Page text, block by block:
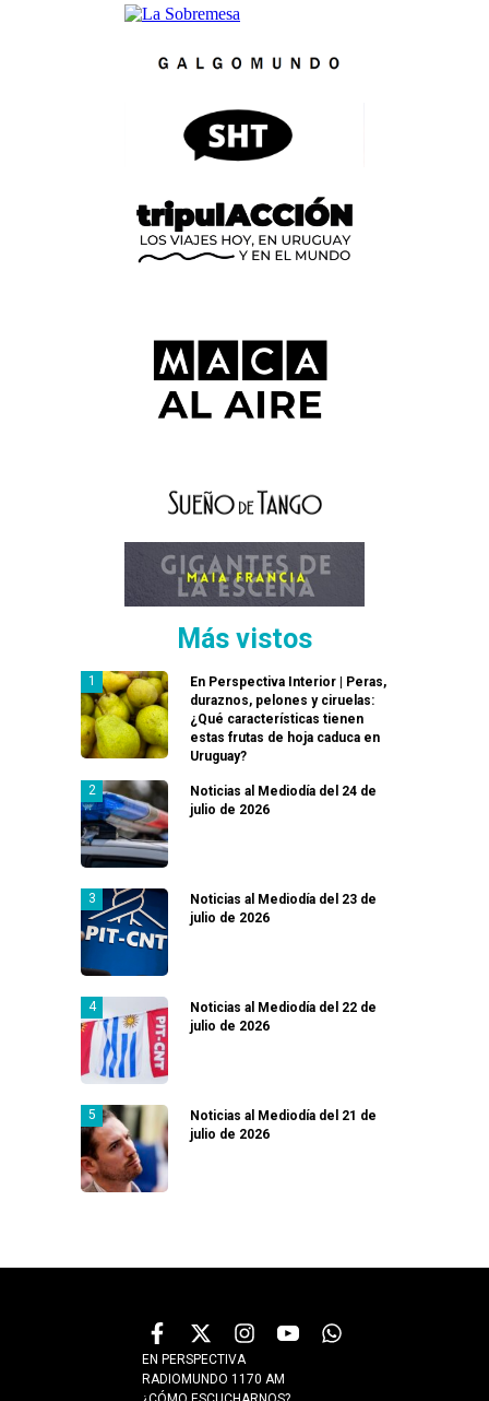
Más vistos
En Perspectiva Interior | Peras,
duraznos, pelones y ciruelas:
¿Qué características tienen
estas frutas de hoja caduca en
Uruguay?
Noticias al Mediodía del 24 de
julio de 2026
Noticias al Mediodía del 23 de
julio de 2026
Noticias al Mediodía del 22 de
julio de 2026
Noticias al Mediodía del 21 de
julio de 2026
EN PERSPECTIVA
RADIOMUNDO 1170 AM